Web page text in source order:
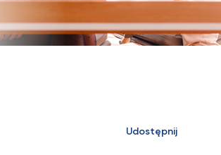
Udostępnij